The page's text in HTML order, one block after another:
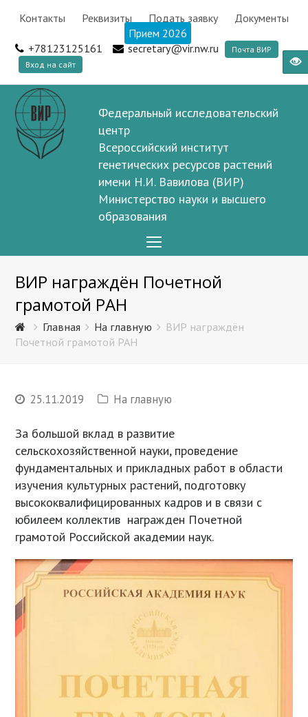
Контакты Реквизиты Подать заявку
Документы
Прием 2026
+78123125161
secretary@vir.nw.ru
Почта ВИР
Вход на сайт
Федеральный исследовательский
центр
Всероссийский институт
генетических ресурсов растений
имени Н.И. Вавилова (ВИР)
Министерство науки и высшего
образования
Menu
ВИР награждён Почетной
грамотой РАН
Главная На главную
ВИР награждён
Почетной грамотой РАН
25.11.2019 На главную
За большой вклад в развитие
сельскохозяйственной науки, проведение
фундаментальных и прикладных работ в области
изучения культурных растений, подготовку
высококвалифицированных кадров и в связи с
юбилеем коллектив награжден Почетной
грамотой Российской академии наук.